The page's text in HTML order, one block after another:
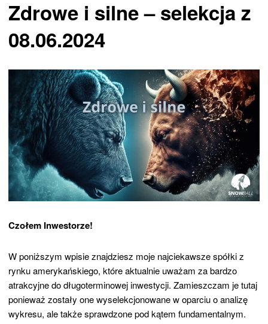
Zdrowe i silne – selekcja z
08.06.2024
Czołem Inwestorze!
W poniższym wpisie znajdziesz moje najciekawsze spółki z
rynku amerykańskiego, które aktualnie uważam za bardzo
atrakcyjne do długoterminowej inwestycji. Zamieszczam je tutaj
ponieważ zostały one wyselekcjonowane w oparciu o analizę
wykresu, ale także sprawdzone pod kątem fundamentalnym.